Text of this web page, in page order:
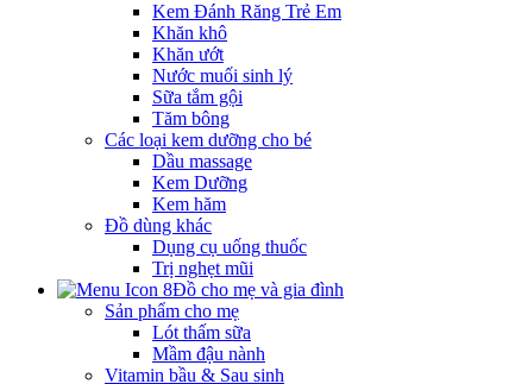
Kem Đánh Răng Trẻ Em
Khăn khô
Khăn ướt
Nước muối sinh lý
Sữa tắm gội
Tăm bông
Các loại kem dưỡng cho bé
Dầu massage
Kem Dưỡng
Kem hăm
Đồ dùng khác
Dụng cụ uống thuốc
Trị nghẹt mũi
Đồ cho mẹ và gia đình
Sản phẩm cho mẹ
Lót thấm sữa
Mầm đậu nành
Vitamin bầu & Sau sinh